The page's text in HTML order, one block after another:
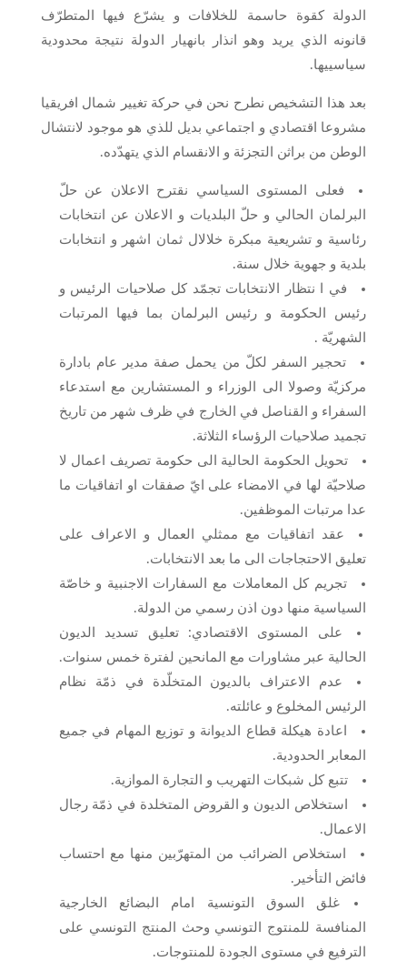
الدولة كقوة حاسمة للخلافات و يشرّع فيها المتطرّف
قانونه الذي يريد وهو انذار بانهيار الدولة نتيجة محدودية
سياسييها.
بعد هذا التشخيص نطرح نحن في حركة تغيير شمال افريقيا
مشروعا اقتصادي و اجتماعي بديل للذي هو موجود لانتشال
الوطن من براثن التجزئة و الانقسام الذي يتهدّده.
فعلى المستوى السياسي نقترح الاعلان عن حلّ
البرلمان الحالي و حلّ البلديات و الاعلان عن انتخابات
رئاسية و تشريعية مبكرة خلالال ثمان اشهر و انتخابات
بلدية و جهوية خلال سنة.
في ا نتظار الانتخابات تجمّد كل صلاحيات الرئيس و
رئيس الحكومة و رئيس البرلمان بما فيها المرتبات
الشهريّة .
تحجير السفر لكلّ من يحمل صفة مدير عام بادارة
مركزيّة وصولا الى الوزراء و المستشارين مع استدعاء
السفراء و القناصل في الخارج في ظرف شهر من تاريخ
تجميد صلاحيات الرؤساء الثلاثة.
تحويل الحكومة الحالية الى حكومة تصريف اعمال لا
صلاحيّة لها في الامضاء على ايّ صفقات او اتفاقيات ما
عدا مرتبات الموظفين.
عقد اتفاقيات مع ممثلي العمال و الاعراف على
تعليق الاحتجاجات الى ما بعد الانتخابات.
تجريم كل المعاملات مع السفارات الاجنبية و خاصّة
السياسية منها دون اذن رسمي من الدولة.
على المستوى الاقتصادي: تعليق تسديد الديون
الحالية عبر مشاورات مع المانحين لفترة خمس سنوات.
عدم الاعتراف بالديون المتخلّدة في ذمّة نظام
الرئيس المخلوع و عائلته.
اعادة هيكلة قطاع الديوانة و توزيع المهام في جميع
المعابر الحدودية.
تتبع كل شبكات التهريب و التجارة الموازية.
استخلاص الديون و القروض المتخلدة في ذمّة رجال
الاعمال.
استخلاص الضرائب من المتهرّبين منها مع احتساب
فائض التأخير.
غلق السوق التونسية امام البضائع الخارجية
المنافسة للمنتوج التونسي وحث المنتج التونسي على
الترفيع في مستوى الجودة للمنتوجات.